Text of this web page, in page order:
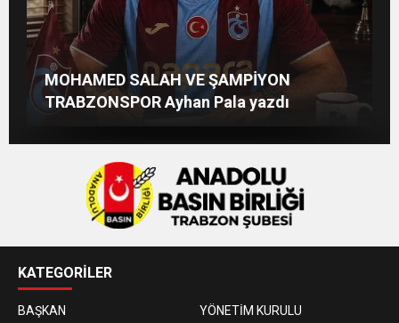
TS Divan Başkanlık Kurulunun Basın
Açıklaması
MOHAMED SALAH VE ŞAMPİYON
TRABZONSPOR Ayhan Pala yazdı
Afşin Heyetinden Kaymakam Muammer
Sarıdoğan’a Beşikdüzü’nde hayırlı olsun
Beşikdüzü’ne Yakışan Bir Park İstiyoruz
Kadir Uludüz Yazdı
KATEGORİLER
BAŞKAN
YÖNETİM KURULU